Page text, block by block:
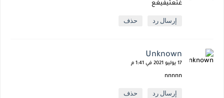
غتعثيفيغع
إرسال رد حذف
Unknown
17 يوليو 2021 في 1:41 م
nnnnn
إرسال رد حذف